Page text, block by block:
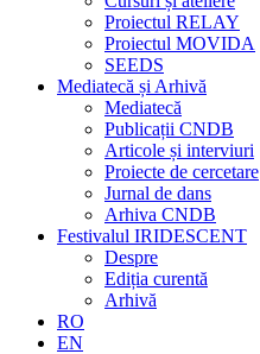
Proiectul RELAY
Proiectul MOVIDA
SEEDS
Mediatecă și Arhivă
Mediatecă
Publicații CNDB
Articole și interviuri
Proiecte de cercetare
Jurnal de dans
Arhiva CNDB
Festivalul IRIDESCENT
Despre
Ediția curentă
Arhivă
RO
EN